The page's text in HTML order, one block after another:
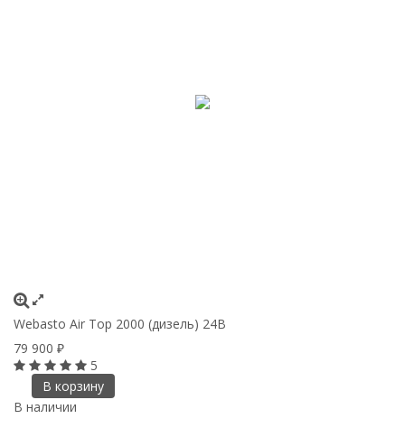
Webasto Air Top 2000 (дизель) 24В
79 900 ₽
5
В корзину
В наличии